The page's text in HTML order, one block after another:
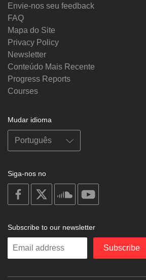
Envie-nos seu feedback
FAQ
Mapa do Site
Privacy Policy
Newsletter
Conteúdo Mais Recente
Progress Reports
Courses
Mudar idioma
Siga-nos no
on
facebook
soundcloud
Subscribe to our newsletter
Enter
Subscribe